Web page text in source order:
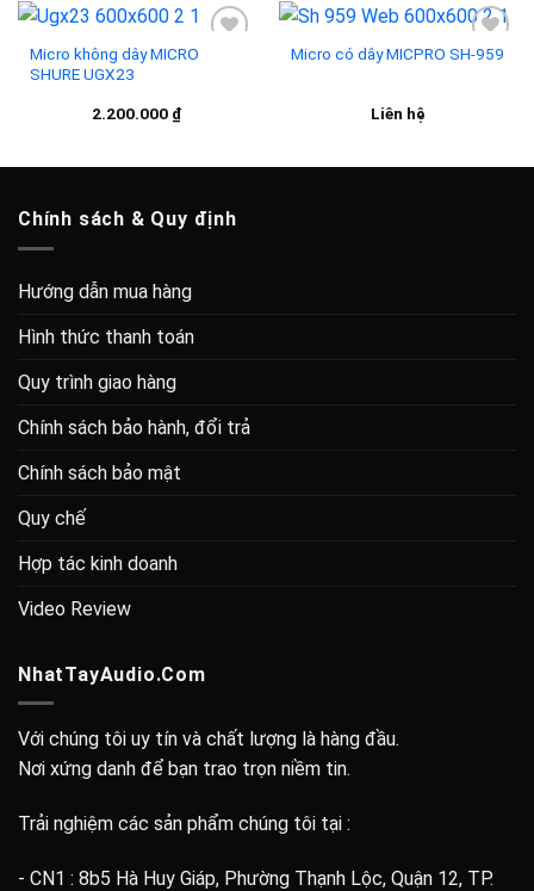
Micro không dây MICRO
SHURE UGX23
2.200.000 ₫
Micro có dây MICPRO SH-959
Liên hệ
Chính sách & Quy định
Hướng dẫn mua hàng
Hình thức thanh toán
Quy trình giao hàng
Chính sách bảo hành, đổi trả
Chính sách bảo mật
Quy chế
Hợp tác kinh doanh
Video Review
NhatTayAudio.Com
Với chúng tôi uy tín và chất lượng là hàng đầu.
Nơi xứng danh để bạn trao trọn niềm tin.
Trải nghiệm các sản phẩm chúng tôi tại :
- CN1 : 8b5 Hà Huy Giáp, Phường Thạnh Lộc, Quận 12, TP.